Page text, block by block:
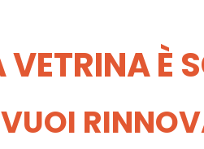
VETRINA È